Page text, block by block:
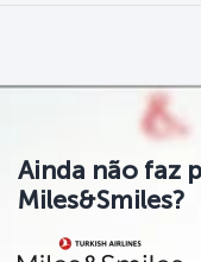
Ainda não faz
Miles&Smiles?